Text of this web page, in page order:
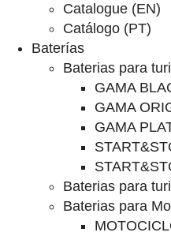
Catalogue (EN)
Catálogo (PT)
Baterías
Baterias para
GAMA
GAMA
GAMA
Baterias para
Baterias para